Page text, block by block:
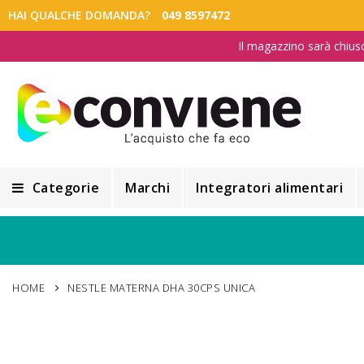
HAI QUALCHE DOMANDA? 049 8597472
Il magazzino sarà
Categorie
Alimentazione e Dietetica
Marchi Integratori alimentari
HOME NESTLE MATERNA DHA 30CPS UNICA